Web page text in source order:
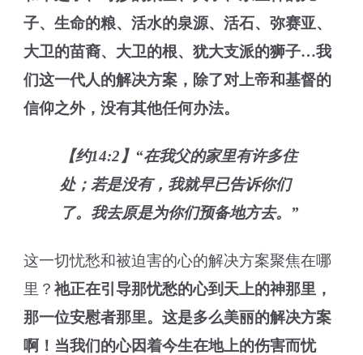
子、生命的粮、活水的泉源、活石、弥赛亚、
大卫的苗裔、大卫的根、犹大支派的狮子…我
们这一代人的解决方案，除了对上帝和基督的
信仰之外，没有其他任何办法。
【约14:2】“在我父的家里有许多住
处；若是没有，我就早已告诉你们
了。我去原是为你们预备地方去。”
这一切忧愁和被迫害的心的解决方案聚焦在哪
里？祂正在引导那忧愁的心到天上的神那里，
那一位安慰者那里。这是多么美丽的解决方案
啊！当我们的心因着今生在地上的伤害而忧